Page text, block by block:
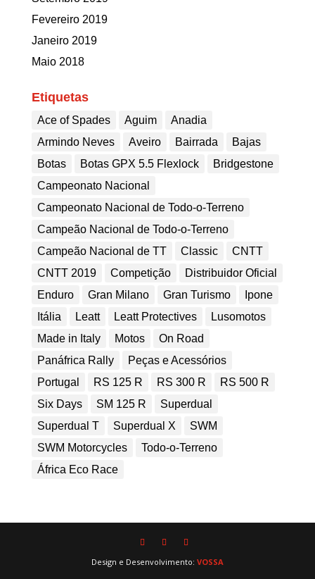
Fevereiro 2019
Janeiro 2019
Maio 2018
Etiquetas
Ace of Spades Aguim
Anadia
Armindo Neves
Aveiro Bairrada
Bajas
Botas
Botas GPX 5.5 Flexlock
Bridgestone
Campeonato Nacional
Campeonato Nacional de Todo-o-Terreno
Campeão Nacional de Todo-o-Terreno
Campeão Nacional de TT
Classic
CNTT
CNTT 2019
Competição
Distribuidor Oficial
Enduro
Gran Milano Gran Turismo
Ipone
Itália
Leatt Leatt Protectives
Lusomotos
Made in Italy
Motos
On Road
Panáfrica Rally
Peças e Acessórios
Portugal
RS 125 R RS 300 R
RS 500 R
Six Days
SM 125 R
Superdual
Superdual T
Superdual X
SWM
SWM Motorcycles
Todo-o-Terreno
África Eco Race
Design e Desenvolvimento: VOSSA